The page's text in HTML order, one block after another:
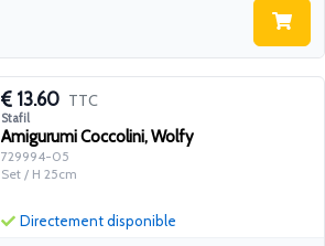
13.60 TTC
Stafil
Amigurumi Coccolini, Wolfy
729994-05
Set / H 25cm
Directement disponible